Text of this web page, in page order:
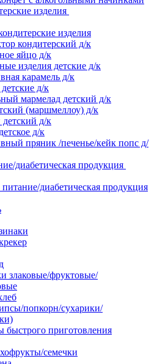
изделия
изделия
кондитерский д/к
яйцо д/к
изделия детские д/к
карамель д/к
д/к
мармелад детский д/к
(маршмеллоу) д/к
детский д/к
д/к
пряник /печенье/кейк попс д/
диабетическая продукция
питание/диабетическая продукция
злаковые/фруктовые/
попкорн/сухарики/
быстрого приготовления
семечки